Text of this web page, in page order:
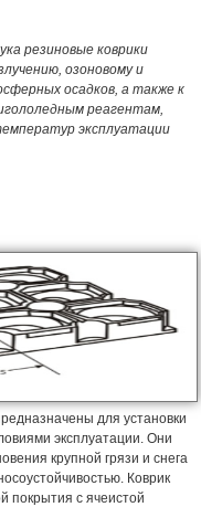
резиновые коврики
озоновому и
осадков, а также к
реагентам,
эксплуатации
для установки
эксплуатации. Они
крупной грязи и снега
Коврик
покрытия с ячеистой